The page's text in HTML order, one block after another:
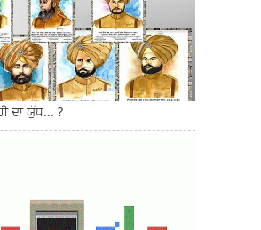
ਦਾ ਯੁੱਧ... ?